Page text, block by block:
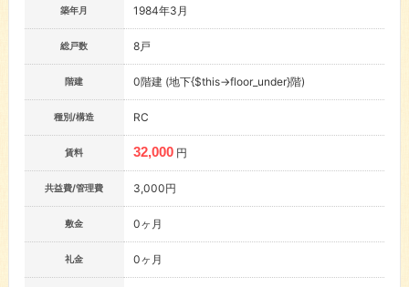
築年月 1984年3月
総戸数 8戸
階建 0階建 (地下{$this->floor_under}階)
種別/構造 RC
賃料 32,000 円
共益費/管理費 3,000円
敷金 0ヶ月
礼金 0ヶ月